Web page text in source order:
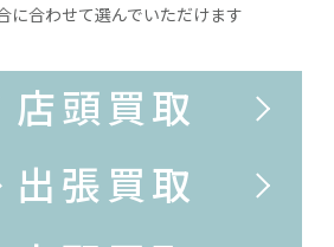
に合わせて選んでいただけます
店頭買取
出張買取